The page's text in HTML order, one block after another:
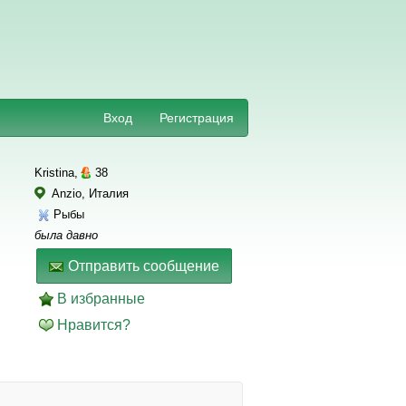
Регистрация
Вход
Kristina,
38
Anzio, Италия
Рыбы
была давно
Отправить сообщение
В избранные
Нравится?